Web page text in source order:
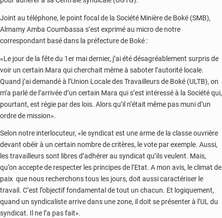
Joint au téléphone, le point focal de la Société Minière de Boké (SMB),
Almamy Amba Coumbassa s’est exprimé au micro de notre
correspondant basé dans la préfecture de Boké :
«Le jour de la fête du 1er mai dernier, j’ai été désagréablement surpris de
voir un certain Mara qui cherchait même à saboter l’autorité locale.
Quand j’ai demandé à l’Union Locale des Travailleurs de Boké (ULTB), on
m’a parlé de l’arrivée d’un certain Mara qui s’est intéressé à la Société qui,
pourtant, est régie par des lois. Alors qu’il n’était même pas muni d’un
ordre de mission».
Selon notre interlocuteur, «le syndicat est une arme de la classe ouvrière
devant obéir à un certain nombre de critères, le vote par exemple. Aussi,
les travailleurs sont libres d’adhérer au syndicat qu’ils veulent. Mais,
qu’on accepte de respecter les principes de l’Etat. A mon avis, le climat de
paix que nous recherchons tous les jours, doit aussi caractériser le
travail. C’est l’objectif fondamental de tout un chacun. Et logiquement,
quand un syndicaliste arrive dans une zone, il doit se présenter à l’UL du
syndicat. Il ne l’a pas fait».